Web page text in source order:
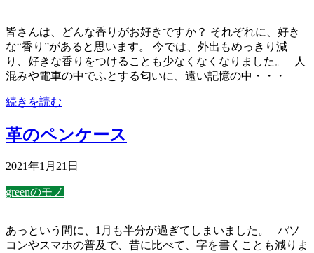
皆さんは、どんな香りがお好きですか？ それぞれに、好き
な“香り”があると思います。 今では、外出もめっきり減
り、好きな香りをつけることも少なくなくなりました。 人
混みや電車の中でふとする匂いに、遠い記憶の中・・・
続きを読む
革のペンケース
2021年1月21日
greenのモノ
あっという間に、1月も半分が過ぎてしまいました。 パソ
コンやスマホの普及で、昔に比べて、字を書くことも減りま